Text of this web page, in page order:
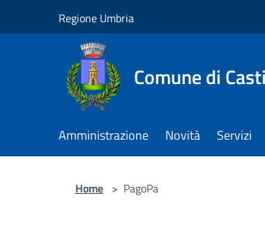
Regione Umbria
Comune di
Amministrazione Novità Servizi
Home > PagoPa